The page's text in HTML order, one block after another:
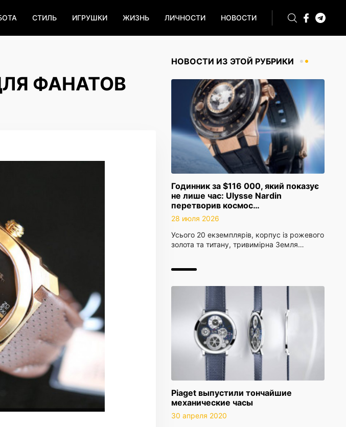
СТИЛЬ ИГРУШКИ ЖИЗНЬ ЛИЧНОСТИ НОВОСТИ
НОВОСТИ ИЗ ЭТОЙ РУБРИКИ
Годинник за $116 000, який показує
не лише час: Ulysse Nardin
перетворив космос…
28 июля 2026
Усього 20 екземплярів, корпус із рожевого
золота та титану, тривимірна Земля…
Piaget выпустили тончайшие
механические часы
30 апреля 2020
ФАНАТОВ